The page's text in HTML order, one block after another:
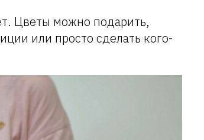
Цветы можно подарить,
или просто сделать кого-